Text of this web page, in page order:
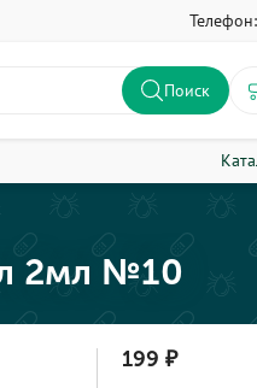
Телефон:
Поиск
2мл №10
199